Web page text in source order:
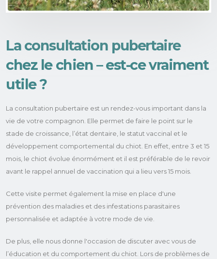
La consultation pubertaire
chez le chien – est-ce vraiment
utile ?
La consultation pubertaire est un rendez-vous important dans la
vie de votre compagnon. Elle permet de faire le point sur le
stade de croissance, l’état dentaire, le statut vaccinal et le
développement comportemental du chiot. En effet, entre 3 et 15
mois, le chiot évolue énormément et il est préférable de le revoir
avant le rappel annuel de vaccination qui a lieu vers 15 mois.
Cette visite permet également la mise en place d'une
prévention des maladies et des infestations parasitaires
personnalisée et adaptée à votre mode de vie.
De plus, elle nous donne l'occasion de discuter avec vous de
l’éducation et du comportement du chiot. Lors de problèmes de